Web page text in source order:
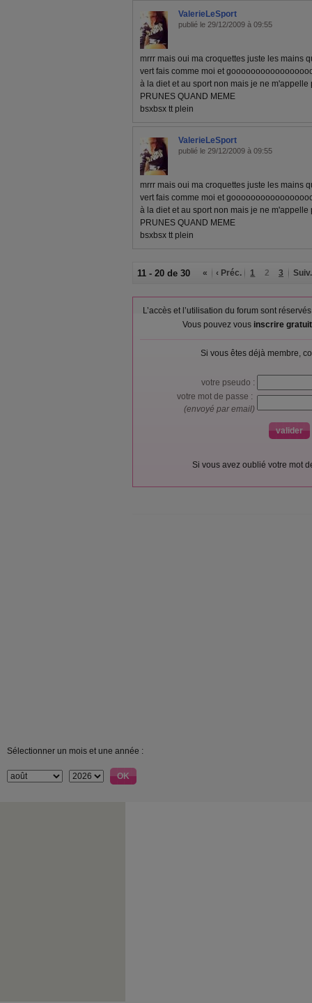
ValerieLeSport
publié le 29/12/2009 à 09:55
mrrr mais oui ma croquettes juste les mains
vert fais comme moi et
à la diet et au sport non mais je ne
PRUNES QUAND MEME
bsxbsx tt plein
ValerieLeSport
publié le 29/12/2009 à 09:55
mrrr mais oui ma croquettes juste les mains
vert fais comme moi et
à la diet et au sport non mais je ne
PRUNES QUAND MEME
bsxbsx tt plein
11 - 20 de 30 « ‹ Préc. 1 2 3 Suiv.
L’accès et l’utilisation du forum sont
Vous pouvez vous inscrire
Si vous êtes déjà membre,
votre pseudo :
votre mot de passe :
(envoyé par email)
Si vous avez oublié votre mot
Sélectionner un mois et une année :